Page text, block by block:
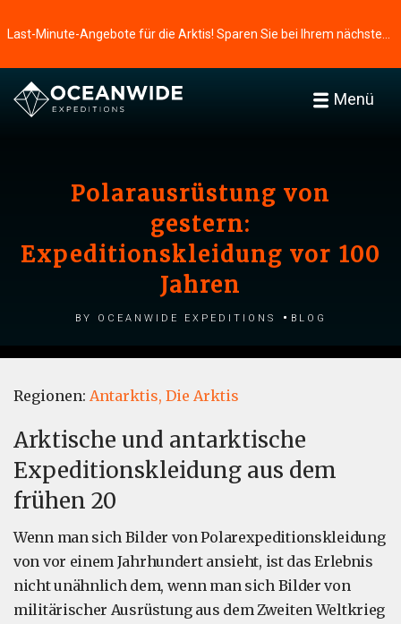
Menü
Polarausrüstung von
gestern:
Expeditionskleidung vor 100
Jahren
by Oceanwide Expeditions Blog
Regionen: Antarktis, Die Arktis
Arktische und antarktische
Expeditionskleidung aus dem
frühen 20
Wenn man sich Bilder von Polarexpeditionskleidung
von vor einem Jahrhundert ansieht, ist das Erlebnis
nicht unähnlich dem, wenn man sich Bilder von
militärischer Ausrüstung aus dem Zweiten Weltkrieg